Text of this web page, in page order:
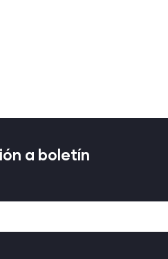
a boletín